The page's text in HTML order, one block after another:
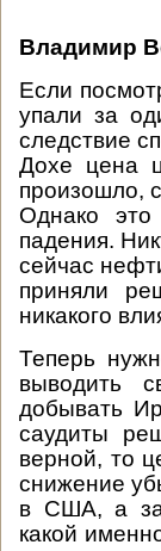
Владимир
Если
упали за
следствие
Дохе цена
произошло,
Однако
падения.
сейчас
приняли
никакого
Теперь
выводить
добывать
саудиты
верной, то
снижение
в США, а
какой